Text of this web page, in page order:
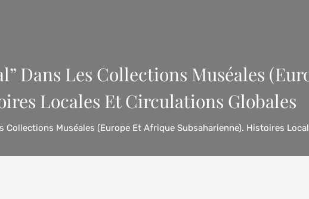
Dans Les Collections Muséales
Locales Et Circulations Globales
Collections Muséales (Europe Et Afrique Subsaharienne). Histoires